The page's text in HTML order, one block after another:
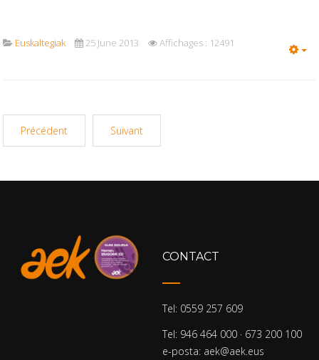
Euskaltegiak 25 June 2013 Affichages : 12491
Précédent Suivant
CONTACT
Tel: 0559 257 609
Tel: 946 464 000 · 673 200 100
e-posta: aek@aek.eus